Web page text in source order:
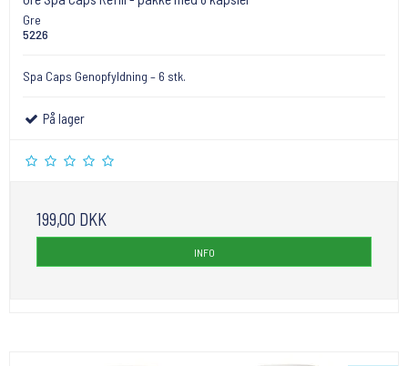
Gre
5226
Spa Caps Genopfyldning – 6 stk.
På lager
199,00 DKK
INFO